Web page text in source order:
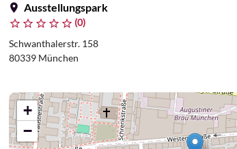
Ausstellungspark
(0)
Schwanthalerstr. 158
80339 München
+
−